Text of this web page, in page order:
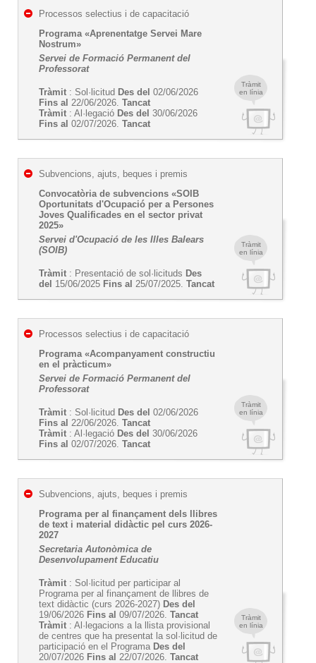
Tràmit
en línia
Processos selectius i de capacitació
Programa «Aprenentatge Servei Mare
Nostrum»
Servei de Formació Permanent del
Professorat
Tràmit : Sol·licitud Des del 02/06/2026
Fins al 22/06/2026. Tancat
Tràmit : Al·legació Des del 30/06/2026
Fins al 02/07/2026. Tancat
Tràmit
en línia
Subvencions, ajuts, beques i premis
Convocatòria de subvencions «SOIB
Oportunitats d'Ocupació per a Persones
Joves Qualificades en el sector privat
2025»
Servei d'Ocupació de les Illes Balears
(SOIB)
Tràmit : Presentació de sol·licituds Des
del 15/06/2025 Fins al 25/07/2025. Tancat
Tràmit
en línia
Processos selectius i de capacitació
Programa «Acompanyament constructiu
en el pràcticum»
Servei de Formació Permanent del
Professorat
Tràmit : Sol·licitud Des del 02/06/2026
Fins al 22/06/2026. Tancat
Tràmit : Al·legació Des del 30/06/2026
Fins al 02/07/2026. Tancat
Tràmit
en línia
Subvencions, ajuts, beques i premis
Programa per al finançament dels llibres
de text i material didàctic pel curs 2026-
2027
Secretaria Autonòmica de
Desenvolupament Educatiu
Tràmit : Sol·licitud per participar al
Programa per al finançament de llibres de
text didàctic (curs 2026-2027) Des del
19/06/2026 Fins al 09/07/2026. Tancat
Tràmit : Al·legacions a la llista provisional
de centres que ha presentat la sol·licitud de
participació en el Programa Des del
20/07/2026 Fins al 22/07/2026. Tancat